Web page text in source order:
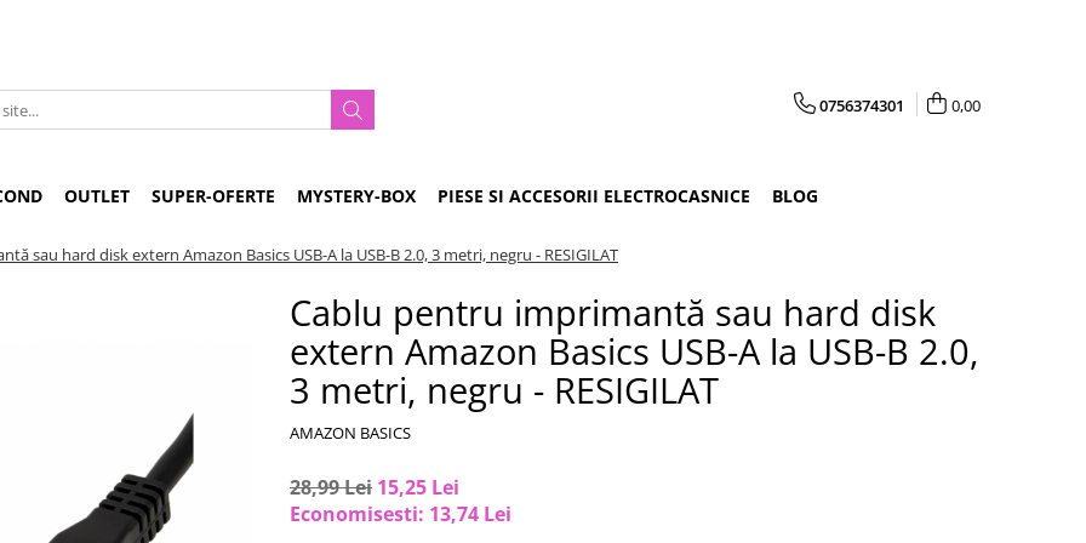
0756374301 0,00
OUTLET SUPER-OFERTE MYSTERY-BOX PIESE SI ACCESORII ELECTROCASNICE BLOG
sau hard disk extern Amazon Basics USB-A la USB-B 2.0, 3 metri, negru - RESIGILAT
Cablu pentru imprimantă sau hard disk
extern Amazon Basics USB-A la USB-B 2.0,
3 metri, negru - RESIGILAT
AMAZON BASICS
28,99 Lei 15,25 Lei
Economisesti: 13,74 Lei